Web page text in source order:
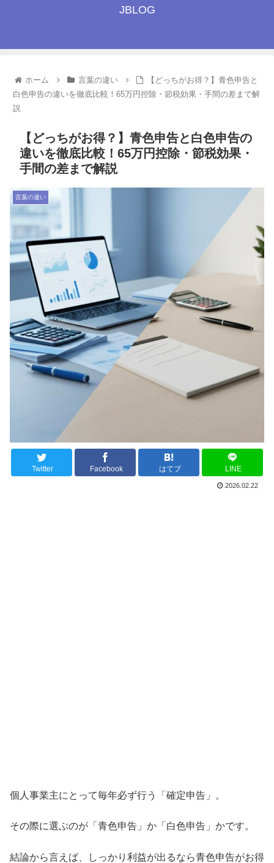
JBLOG
ホーム 言葉の違い
【どっちがお得？】青色申告と
白色申告の違いを徹底比較！65万円控除・節税効果・手間の差まで解
説
【どっちがお得？】青色申告と白色申告の
違いを徹底比較！65万円控除・節税効果・
手間の差まで解説
言葉の違い
Twitter Facebook はてブ LINE
2026.02.22
個人事業主にとって毎年必ず行う「確定申告」。
その際に選ぶのが「青色申告」か「白色申告」かです。
結論から言えば、しっかり利益が出るなら青色申告がお得